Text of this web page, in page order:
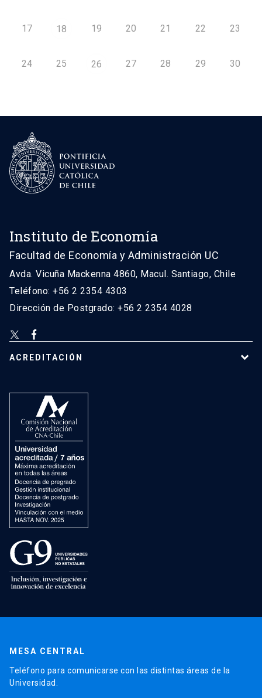
17 18 19 20 21 22 23
24 25 26 27 28 29 30
Instituto de Economía
Facultad de Economía y Administración UC
Avda. Vicuña Mackenna 4860, Macul. Santiago, Chile
Teléfono: +56 2 2354 4303
Dirección de Postgrado: +56 2 2354 4028
ACREDITACIÓN
MESA CENTRAL
Teléfono para comunicarse con las distintas áreas de la
Universidad.